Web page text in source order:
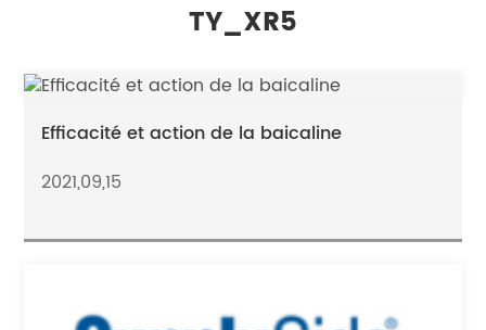
TY_XR5
Efficacité et action de la baicaline
2021,09,15